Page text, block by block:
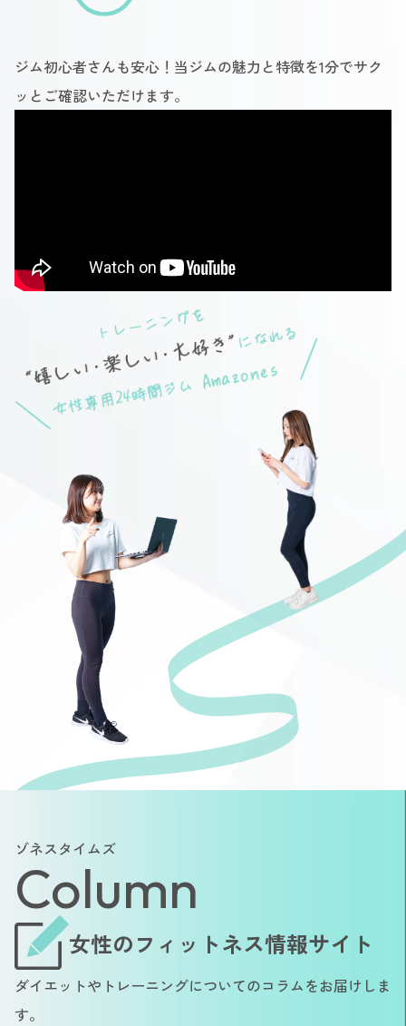
ジム初心者さんも安心！当ジムの魅力と特徴を1分でサク
ッとご確認いただけます。
ゾネスタイムズ
Column
女性のフィットネス情報サイト
ダイエットやトレーニングについてのコラムをお届けしま
す。